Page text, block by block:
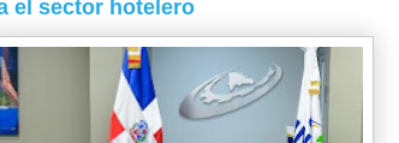
el sector hotelero